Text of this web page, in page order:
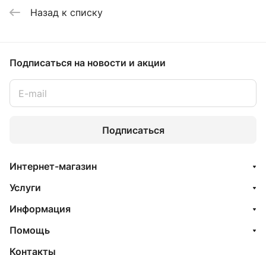
Назад к списку
Подписаться на новости и акции
Подписаться
Интернет-магазин
Услуги
Информация
Помощь
Контакты